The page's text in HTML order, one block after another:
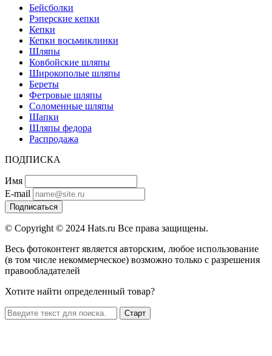
Бейсболки
Рэперские кепки
Кепки
Кепки восьмиклинки
Шляпы
Ковбойские шляпы
Широкополые шляпы
Береты
Фетровые шляпы
Соломенные шляпы
Шапки
Шляпы федора
Распродажа
ПОДПИСКА
Имя
E-mail
Подписаться
© Copyright © 2024 Hats.ru Все права защищены.
Весь фотоконтент является авторским, любое использование
(в том числе некоммерческое) возможно только с разрешения
правообладателей
Хотите найти определенный товар?
Старт